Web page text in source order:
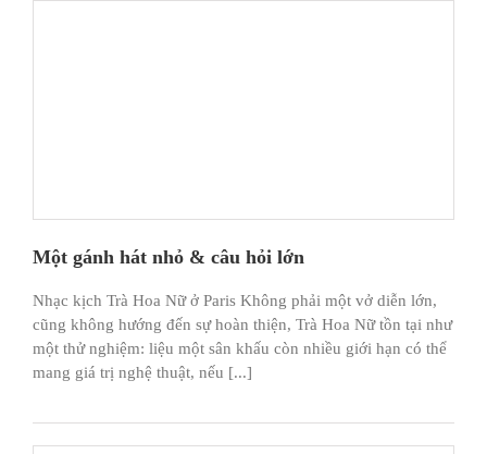
Một gánh hát nhỏ & câu hỏi lớn
Nhạc kịch Trà Hoa Nữ ở Paris Không phải một vở diễn lớn,
cũng không hướng đến sự hoàn thiện, Trà Hoa Nữ tồn tại như
một thử nghiệm: liệu một sân khấu còn nhiều giới hạn có thể
mang giá trị nghệ thuật, nếu [...]